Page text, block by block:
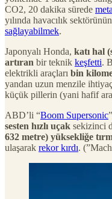
CO2, 20 dakika sürede
yılında havacılık
sağlayabilmek.
Japonyalı Honda, katı hal
artıran bir teknik keşfetti.
elektrikli araçları bin
yandan uzun menzile
küçük pillerin (yani hafif
ABD’li “Boom Supersonic
sesten hızlı uçak sekizinci
632 metre) yüksekliğe
ulaşarak rekor kırdı.